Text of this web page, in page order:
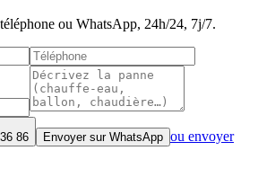
ou WhatsApp, 24h/24, 7j/7.
86 Envoyer sur WhatsApp ou envoyer